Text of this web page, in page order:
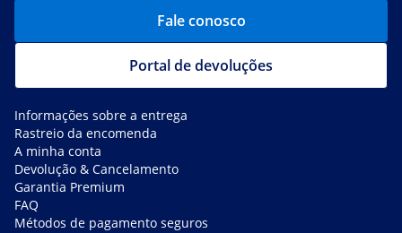
Fale conosco
Portal de devoluções
Informações sobre a entrega
Rastreio da encomenda
A minha conta
Devolução & Cancelamento
Garantia Premium
FAQ
Métodos de pagamento seguros